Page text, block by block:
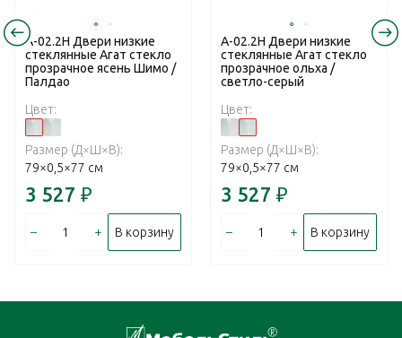
А-02.2Н Двери низкие
стеклянные Агат стекло
прозрачное ясень Шимо /
Палдао
Цвет:
Размер (Д×Ш×В):
79×0,5×77 см
3 527 ₽
– + В корзину
А-02.2Н Двери низкие
стеклянные Агат стекло
прозрачное ольха /
светло-серый
Цвет:
Размер (Д×Ш×В):
79×0,5×77 см
3 527 ₽
– + В корзину